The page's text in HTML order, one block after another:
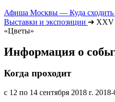
Афиша Москвы — Куда сходить
Выставки и экспозиции ➔ XXV
«Цветы»
Информация о
Когда проходит
с 12 по 14 сентября 2018 г.